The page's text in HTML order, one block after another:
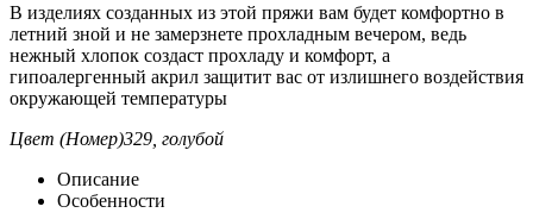
В изделиях созданных из этой пряжи вам будет комфортно в
летний зной и не замерзнете прохладным вечером, ведь
нежный хлопок создаст прохладу и комфорт, а
гипоалергенный акрил защитит вас от излишнего воздействия
окружающей температуры
Цвет (Номер)329, голубой
Описание
Особенности